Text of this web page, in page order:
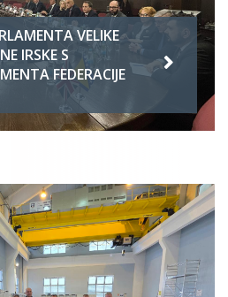
VELIKE
IRSKE S
FEDERACIJE